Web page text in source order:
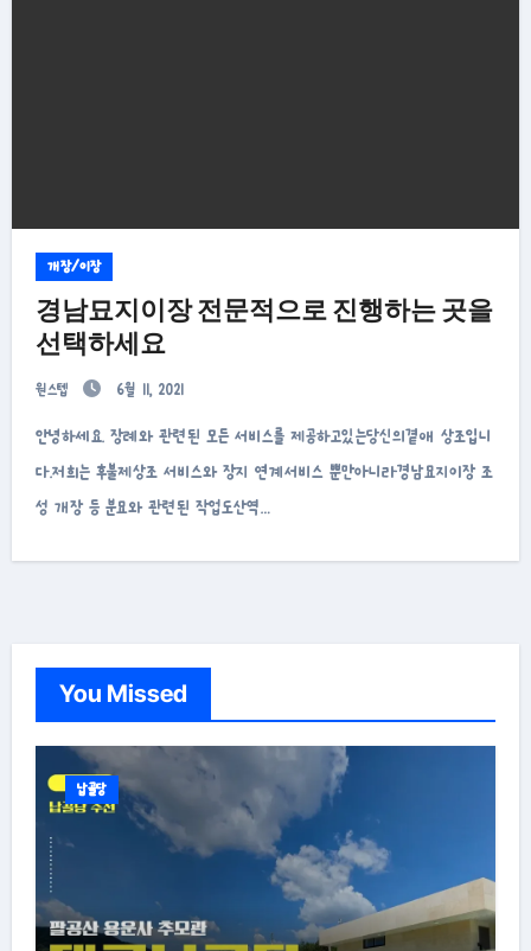
개장/이장
경남묘지이장 전문적으로 진행하는 곳을
선택하세요
원스텝 6월 11, 2021
안녕하세요. 장례와 관련된 모든 서비스를 제공하고있는당신의곁애 상조입니
다.저희는 후불제상조 서비스와 장지 연계서비스 뿐만아니라경남묘지이장 조
성 개장 등 분묘와 관련된 작업도산역…
You Missed
납골당